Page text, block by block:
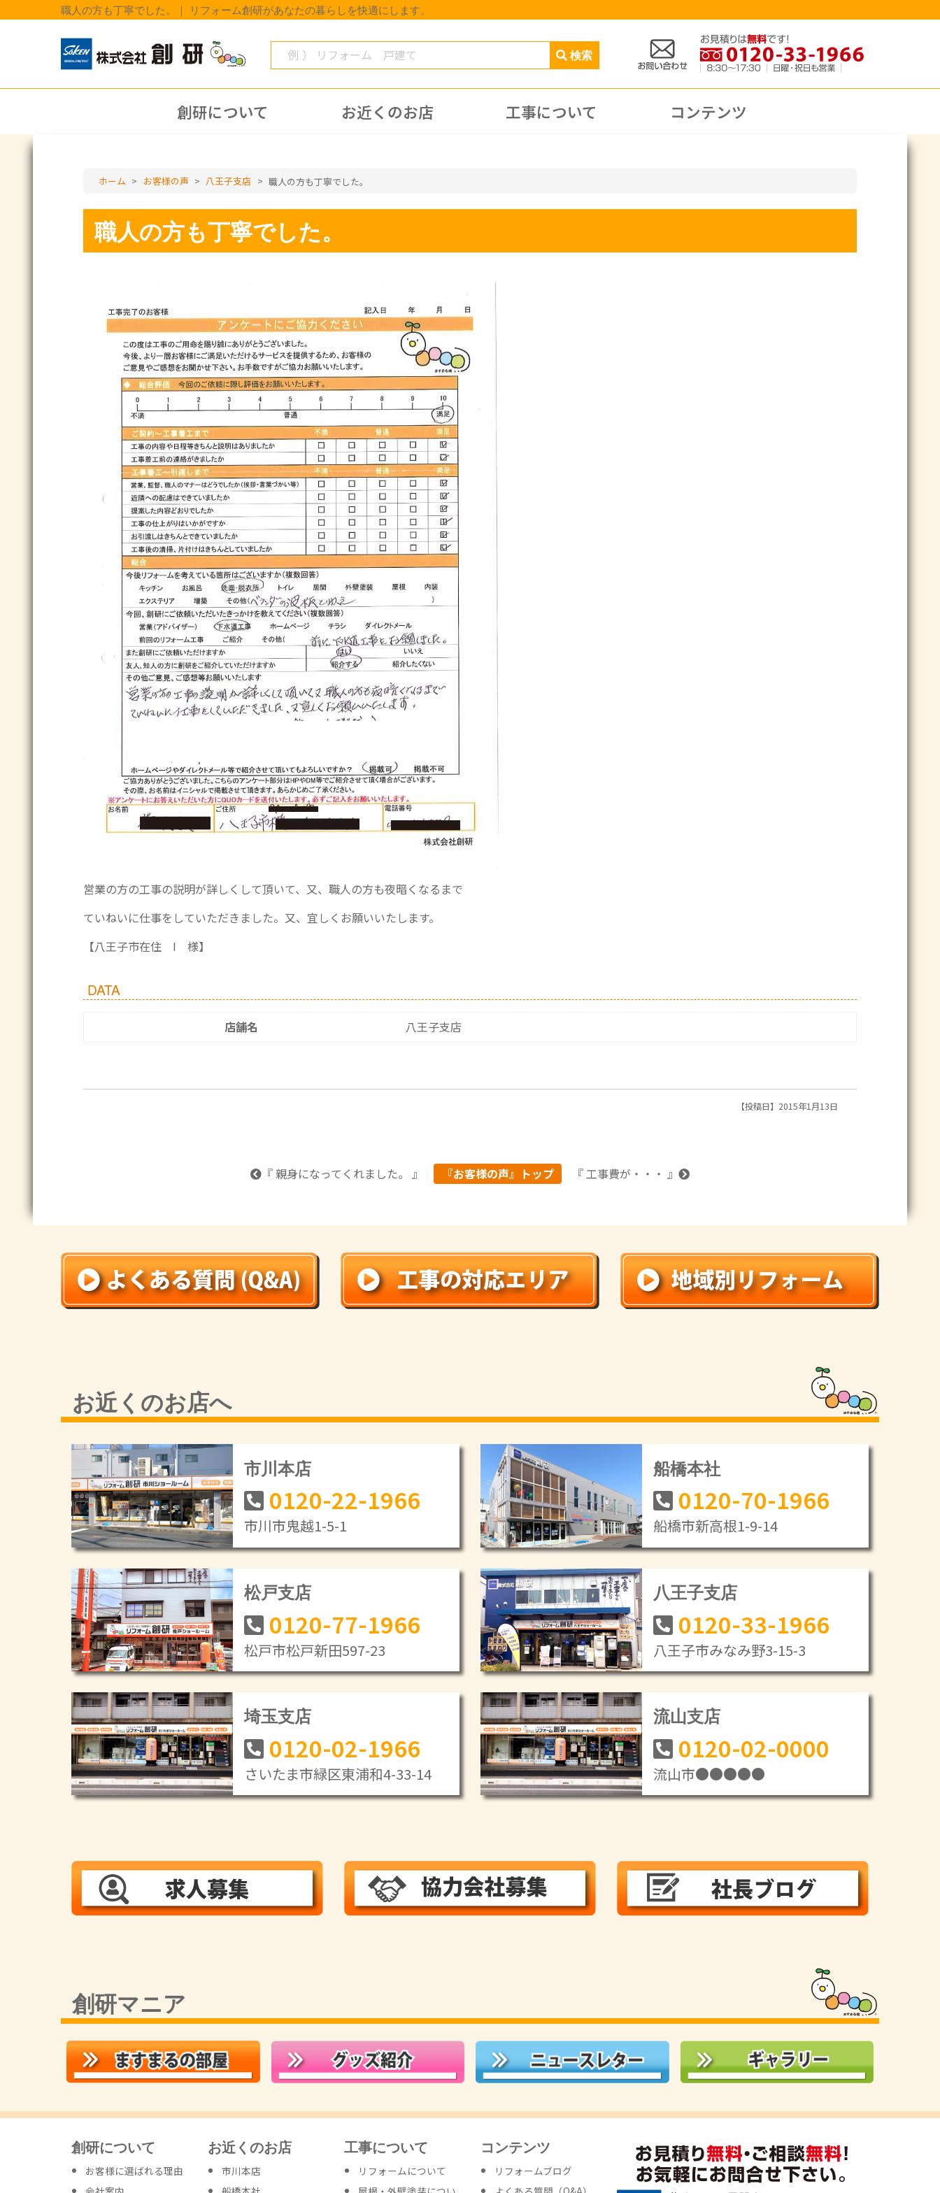
職人の方も丁寧でした。｜ リフォーム創研があなたの暮らしを快適にします。
創研について お近くのお店 工事について コンテンツ
ホーム > お客様の声 > 八王子支店 > 職人の方も丁寧でした。
職人の方も丁寧でした。
営業の方の工事の説明が詳しくして頂いて、又、職人の方も夜暗くなるまで
ていねいに仕事をしていただきました。又、宜しくお願いいたします。
【八王子市在住 I 様】
DATA
店舗名 八王子支店
【投稿日】2015年1月13日
『 親身になってくれました。 』 『お客様の声』トップ 『 工事費が・・・ 』
お近くのお店へ
市川本店
0120-22-1966
市川市鬼越1-5-1
船橋本社
0120-70-1966
船橋市新高根1-9-14
松戸支店
0120-77-1966
松戸市松戸新田597-23
八王子支店
0120-33-1966
八王子市みなみ野3-15-3
埼玉支店
0120-02-1966
さいたま市緑区東浦和4-33-14
流山支店
0120-02-0000
流山市●●●●●
創研マニア
創研について
お客様に選ばれる理由
お近くのお店
市川本店
工事について
リフォームについて
コンテンツ
リフォームブログ